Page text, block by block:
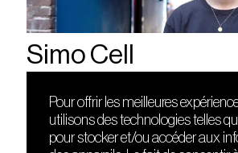
Simo Cell
DÉCOUVRIR
Le lieu
Nuits
Pour offrir les meilleures
utilisons des technologies telles
pour stocker et/ou accéder aux